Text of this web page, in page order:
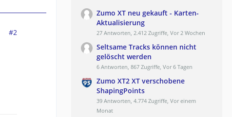
#2
Zumo XT neu gekauft - Karten-
Aktualisierung
27 Antworten, 2.412 Zugriffe, Vor 2 Wochen
Seltsame Tracks können nicht
gelöscht werden
6 Antworten, 867 Zugriffe, Vor 6 Tagen
Zumo XT2 XT verschobene
ShapingPoints
39 Antworten, 4.774 Zugriffe, Vor einem
Monat